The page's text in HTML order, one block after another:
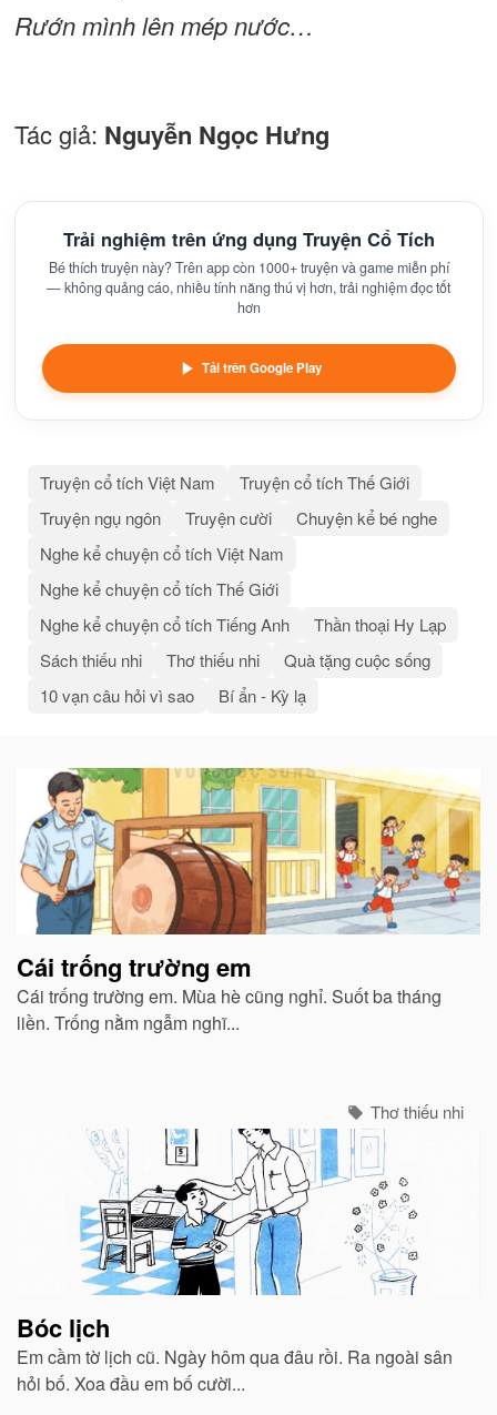
Rướn mình lên mép nước…
Tác giả: Nguyễn Ngọc Hưng
Trải nghiệm trên ứng dụng Truyện Cổ Tích
Bé thích truyện này? Trên app còn 1000+ truyện và game miễn phí
— không quảng cáo, nhiều tính năng thú vị hơn, trải nghiệm đọc tốt
hơn
Tải trên Google Play
Truyện cổ tích Việt Nam
Truyện cổ tích Thế Giới
Truyện ngụ ngôn
Truyện cười
Chuyện kể bé nghe
Nghe kể chuyện cổ tích Việt Nam
Nghe kể chuyện cổ tích Thế Giới
Nghe kể chuyện cổ tích Tiếng Anh
Thần thoại Hy Lạp
Sách thiếu nhi
Thơ thiếu nhi
Quà tặng cuộc sống
10 vạn câu hỏi vì sao
Bí ẩn - Kỳ lạ
Bài
viết
liên
quan
Cái trống trường em
Cái trống trường em. Mùa hè cũng nghỉ. Suốt ba tháng
liền. Trống nằm ngẫm nghĩ...
Thơ thiếu nhi
Bóc lịch
Em cầm tờ lịch cũ. Ngày hôm qua đâu rồi. Ra ngoài sân
hỏi bố. Xoa đầu em bố cười...